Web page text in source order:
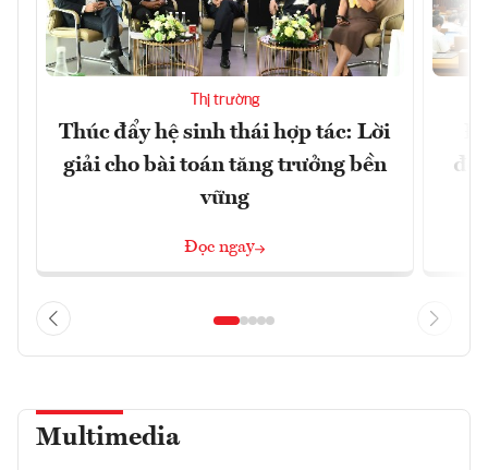
Thị trường
Thúc đẩy hệ sinh thái hợp tác: Lời
giải cho bài toán tăng trưởng bền
vững
Đọc ngay
Multimedia